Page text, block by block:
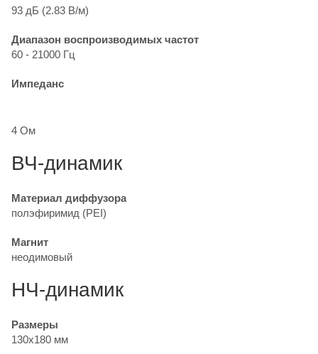
93 дБ (2.83 В/м)
Диапазон воспроизводимых частот
60 - 21000 Гц
Импеданс
4 Ом
ВЧ-динамик
Материал диффузора
полэфиримид (PEI)
Магнит
неодимовый
НЧ-динамик
Размеры
130х180 мм